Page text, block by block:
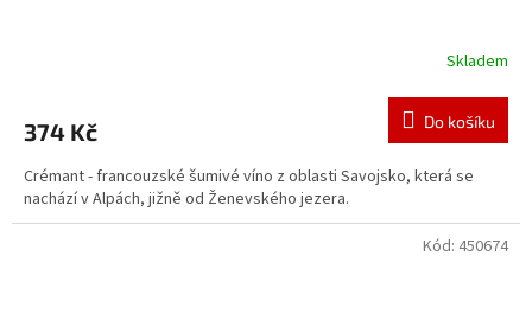
Skladem
374 Kč Do košíku
Crémant - francouzské šumivé víno z oblasti Savojsko, která se
nachází v Alpách, jižně od Ženevského jezera.
Kód: 450674